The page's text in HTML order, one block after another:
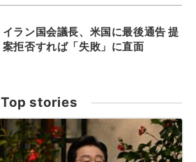
イラン国会議長、米国に最後通告 提
案拒否すれば「失敗」に直面
Top stories